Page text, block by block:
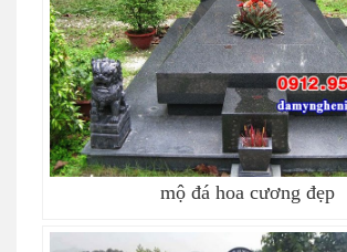
mộ đá hoa cương đẹp